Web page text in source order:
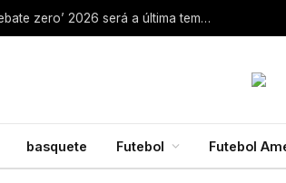
Aaron Rodgers, do Steelers, diz que ‘debate zero’ 2026 será a última temporada da NFL 28 de julho de 2026
basquete Futebol Futebol